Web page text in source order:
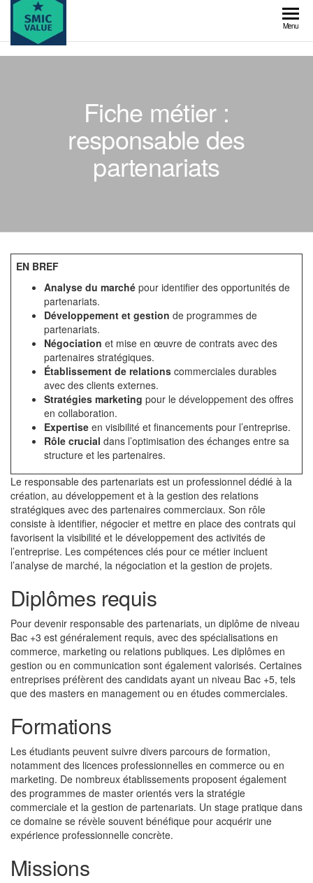
Skip
the
content
value
Menu
Fiche métier :
responsable des
partenariats
EN BREF
Analyse du marché pour identifier des opportunités de
partenariats.
Développement et gestion de programmes de
partenariats.
Négociation et mise en œuvre de contrats avec des
partenaires stratégiques.
Établissement de relations commerciales durables
avec des clients externes.
Stratégies marketing pour le développement des offres
en collaboration.
Expertise en visibilité et financements pour l’entreprise.
Rôle crucial dans l’optimisation des échanges entre sa
structure et les partenaires.
Le responsable des partenariats est un professionnel dédié à la
création, au développement et à la gestion des relations
stratégiques avec des partenaires commerciaux. Son rôle
consiste à identifier, négocier et mettre en place des contrats qui
favorisent la visibilité et le développement des activités de
l’entreprise. Les compétences clés pour ce métier incluent
l’analyse de marché, la négociation et la gestion de projets.
Diplômes requis
Pour devenir responsable des partenariats, un diplôme de niveau
Bac +3 est généralement requis, avec des spécialisations en
commerce, marketing ou relations publiques. Les diplômes en
gestion ou en communication sont également valorisés. Certaines
entreprises préfèrent des candidats ayant un niveau Bac +5, tels
que des masters en management ou en études commerciales.
Formations
Les étudiants peuvent suivre divers parcours de formation,
notamment des licences professionnelles en commerce ou en
marketing. De nombreux établissements proposent également
des programmes de master orientés vers la stratégie
commerciale et la gestion de partenariats. Un stage pratique dans
ce domaine se révèle souvent bénéfique pour acquérir une
expérience professionnelle concrète.
Missions